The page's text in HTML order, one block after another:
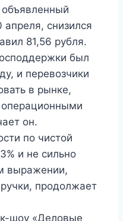
снизился
81,56 рубля.
был
и перевозчики
в рынке,
операционными
он.
по чистой
и не сильно
выражении,
продолжает
шоу «Деловые